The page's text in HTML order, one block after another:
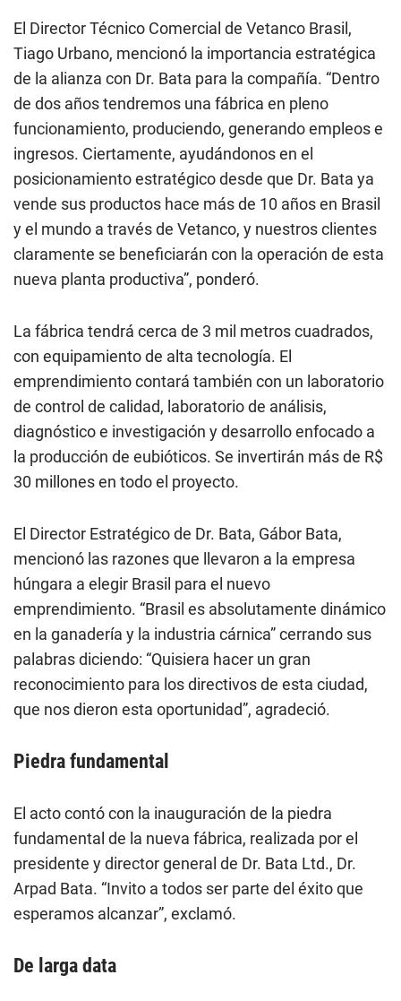
El Director Técnico Comercial de Vetanco Brasil,
Tiago Urbano, mencionó la importancia estratégica
de la alianza con Dr. Bata para la compañía. “Dentro
de dos años tendremos una fábrica en pleno
funcionamiento, produciendo, generando empleos e
ingresos. Ciertamente, ayudándonos en el
posicionamiento estratégico desde que Dr. Bata ya
vende sus productos hace más de 10 años en Brasil
y el mundo a través de Vetanco, y nuestros clientes
claramente se beneficiarán con la operación de esta
nueva planta productiva”, ponderó.
La fábrica tendrá cerca de 3 mil metros cuadrados,
con equipamiento de alta tecnología. El
emprendimiento contará también con un laboratorio
de control de calidad, laboratorio de análisis,
diagnóstico e investigación y desarrollo enfocado a
la producción de eubióticos. Se invertirán más de R$
30 millones en todo el proyecto.
El Director Estratégico de Dr. Bata, Gábor Bata,
mencionó las razones que llevaron a la empresa
húngara a elegir Brasil para el nuevo
emprendimiento. “Brasil es absolutamente dinámico
en la ganadería y la industria cárnica” cerrando sus
palabras diciendo: “Quisiera hacer un gran
reconocimiento para los directivos de esta ciudad,
que nos dieron esta oportunidad”, agradeció.
Piedra fundamental
El acto contó con la inauguración de la piedra
fundamental de la nueva fábrica, realizada por el
presidente y director general de Dr. Bata Ltd., Dr.
Arpad Bata. “Invito a todos ser parte del éxito que
esperamos alcanzar”, exclamó.
De larga data